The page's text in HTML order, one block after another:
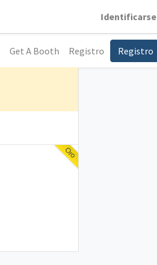
Identificarse
Get A Booth Registro Registro
Oro